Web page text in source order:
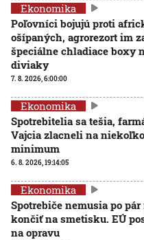
Ekonomika
Poľovníci bojujú proti
ošípaných, agrorezort im
špeciálne chladiace boxy
diviaky
7. 8. 2026, 6:00:00
Ekonomika
Spotrebitelia sa tešia,
Vajcia zlacneli na
minimum
6. 8. 2026, 19:14:05
Ekonomika
Spotrebiče nemusia po
končiť na smetisku. EÚ
na opravu